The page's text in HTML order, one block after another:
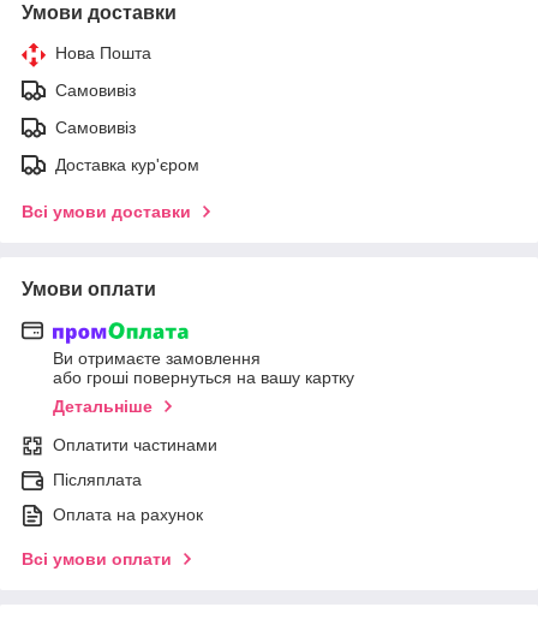
Умови доставки
Нова Пошта
Самовивіз
Самовивіз
Доставка кур'єром
Всі умови доставки
Умови оплати
Ви отримаєте замовлення
або гроші повернуться на вашу картку
Детальніше
Оплатити частинами
Післяплата
Оплата на рахунок
Всі умови оплати